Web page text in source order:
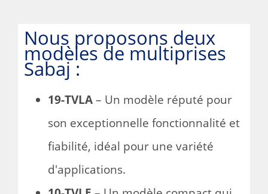
Nous proposons deux
modèles de multiprises
Sabaj :
19-TVLA– Un modèle réputé pour
son exceptionnelle fonctionnalité et
fiabilité, idéal pour une variété
d'applications.